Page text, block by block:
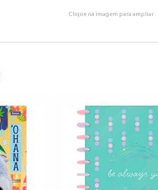
Clique na imagem para ampliar.